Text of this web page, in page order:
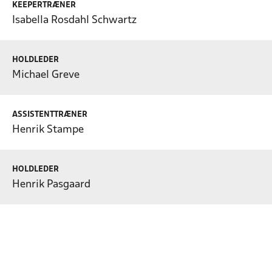
KEEPERTRÆNER
Isabella Rosdahl Schwartz
HOLDLEDER
Michael Greve
ASSISTENTTRÆNER
Henrik Stampe
HOLDLEDER
Henrik Pasgaard